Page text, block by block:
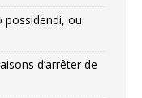
possidendi, ou
d’arrêter de